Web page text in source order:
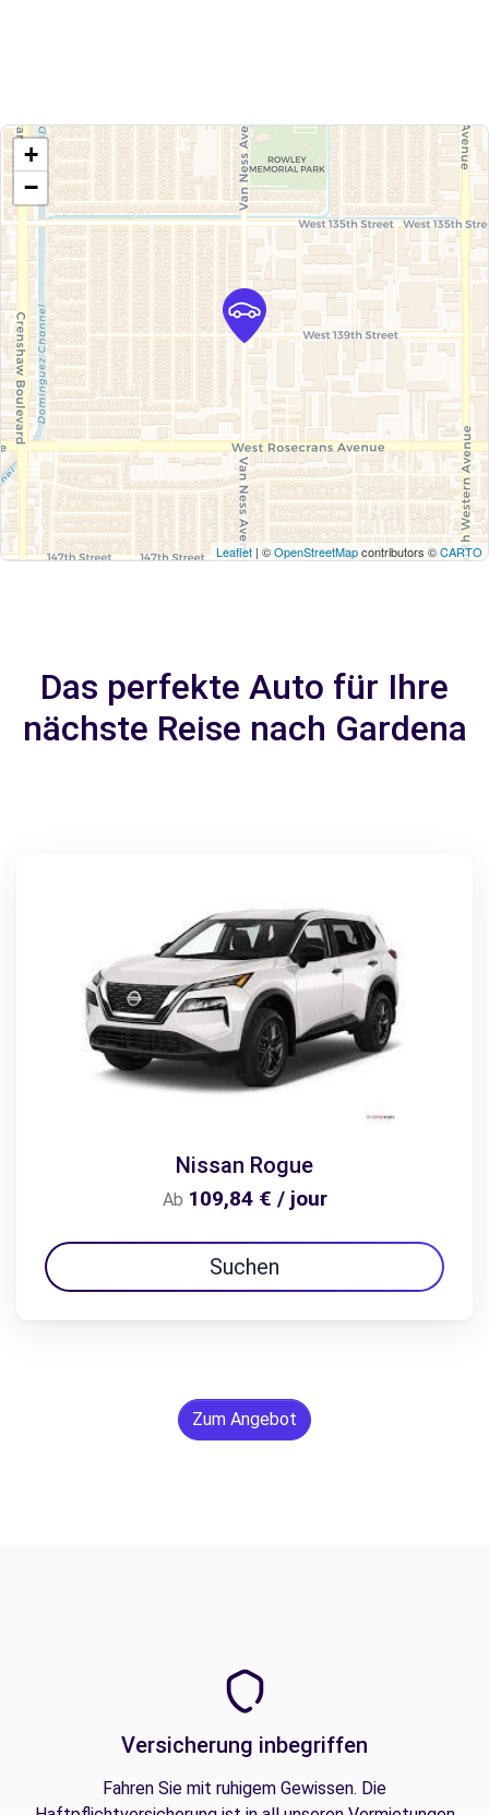
+
−
Leaflet | ©OpenStreetMapcontributors ©CARTO
Das perfekte Auto für Ihre
nächste Reise nach Gardena
Nissan Rogue
Ab 109,84 € / jour
Suchen
Zum Angebot
Versicherung inbegriffen
Fahren Sie mit ruhigem Gewissen. Die